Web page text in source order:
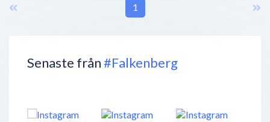
Senaste från#Falkenberg
1